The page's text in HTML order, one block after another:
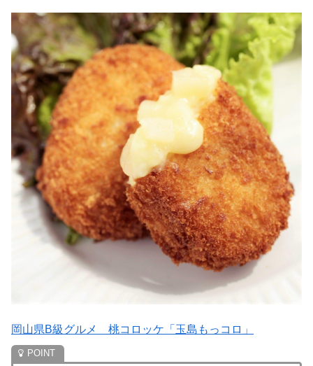
岡山県B級グルメ 桃コロッケ「玉島もっコロ」